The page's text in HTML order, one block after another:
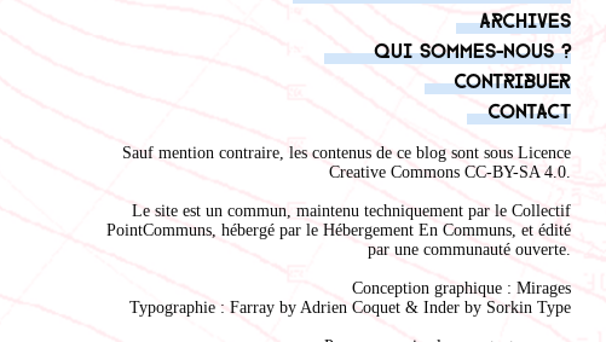
Archives
Qui sommes-nous ?
Contribuer
Contact
Sauf mention contraire, les contenus de ce blog sont sous Licence
Creative Commons CC-BY-SA 4.0.
Le site est un commun, maintenu techniquement par le Collectif
PointCommuns, hébergé par le Hébergement En Communs, et édité
par une communauté ouverte.
Conception graphique : Mirages
Typographie : Farray by Adrien Coquet & Inder by Sorkin Type